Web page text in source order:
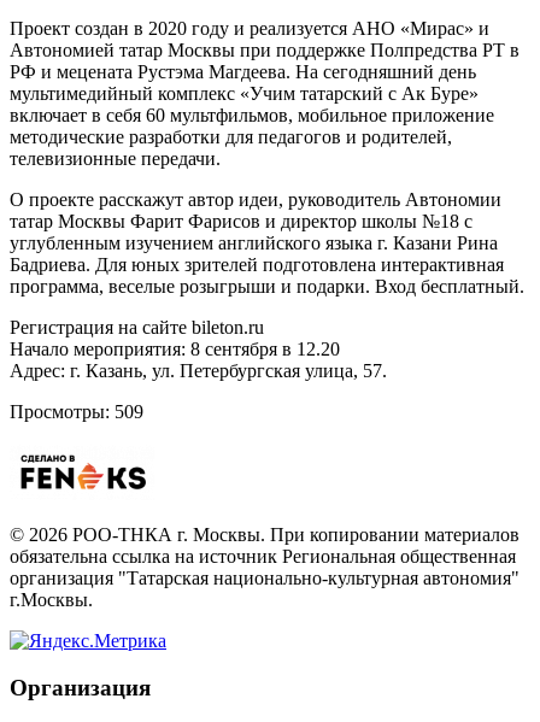
Проект создан в 2020 году и реализуется АНО «Мирас» и
Автономией татар Москвы при поддержке Полпредства РТ в
РФ и мецената Рустэма Магдеева. На сегодняшний день
мультимедийный комплекс «Учим татарский с Ак Буре»
включает в себя 60 мультфильмов, мобильное приложение
методические разработки для педагогов и родителей,
телевизионные передачи.
О проекте расскажут автор идеи, руководитель Автономии
татар Москвы Фарит Фарисов и директор школы №18 с
углубленным изучением английского языка г. Казани Рина
Бадриева. Для юных зрителей подготовлена интерактивная
программа, веселые розыгрыши и подарки. Вход бесплатный.
Регистрация на сайте bileton.ru
Начало мероприятия: 8 сентября в 12.20
Адрес: г. Казань, ул. Петербургская улица, 57.
Просмотры: 509
© 2026 РОО-ТНКА г. Москвы. При копировании материалов
обязательна ссылка на источник Региональная общественная
организация "Татарская национально-культурная автономия"
г.Москвы.
Организация